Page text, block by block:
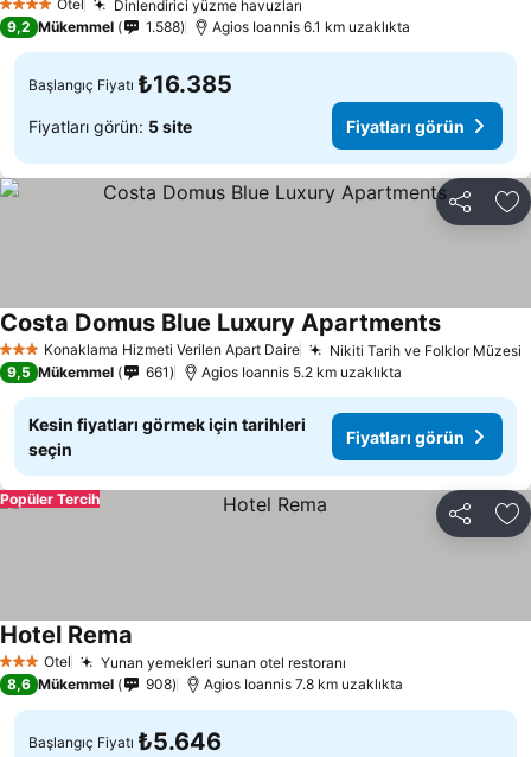
4 Yıldız Otel Dinlendirici yüzme havuzları
9,2 Mükemmel 1.588 Agios Ioannis 6.1 km uzaklıkta
Başlangıç Fiyatı ₺16.385
Fiyatları görün: 5 site Fiyatları görün
Paylaş
3 YıldızKonaklama Hizmeti Verilen Apart Daire Nikiti Tarih ve Folklor Müzesi
Costa Domus Blue Luxury ApartmentsFiyatları
9,5 Mükemmel 661 Agios Ioannis 5.2 km uzaklıkta
Kesin fiyatları görmek için tarihleri
seçin
Fiyatları görün
Paylaş
Popüler Tercih
3 YıldızOtel Yunan yemekleri sunan otel restoranı
Hotel Rema
8,6 Mükemmel 908 Agios Ioannis 7.8 km uzaklıkta
Başlangıç Fiyatı ₺5.646